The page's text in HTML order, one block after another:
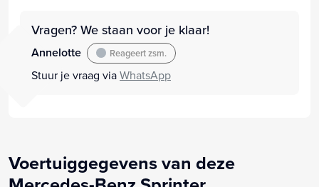
Vragen? We staan voor je klaar!
Annelotte Reageert zsm.
Stuur je vraag viaWhatsApp
Voertuiggegevens van deze